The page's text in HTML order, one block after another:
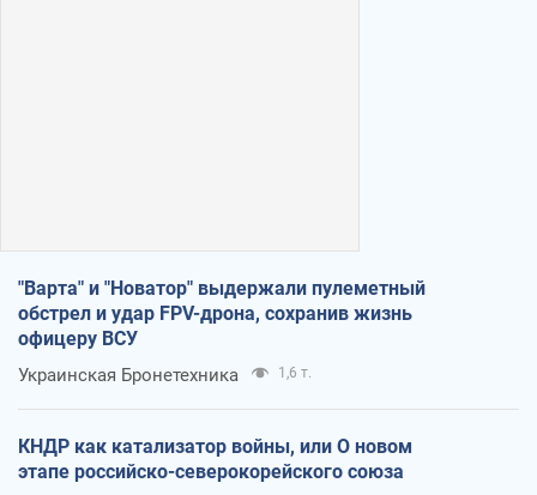
"Варта" и "Новатор" выдержали пулеметный
обстрел и удар FPV-дрона, сохранив жизнь
офицеру ВСУ
Украинская Бронетехника 1,6 т.
КНДР как катализатор войны, или О новом
этапе российско-северокорейского союза